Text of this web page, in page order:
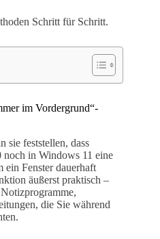
Schritt für Schritt.
im Vordergrund“-
sie feststellen, dass
in Windows 11 eine
ein Fenster dauerhaft
äußerst praktisch –
die Sie während